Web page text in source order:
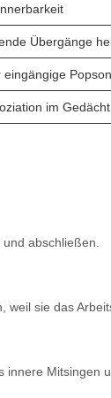
Übergänge
eingängige
im
abschließen.
sie das
Mitsingen